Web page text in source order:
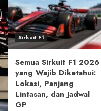
Sirkuit F1
Semua Sirkuit F1 2026
yang Wajib Diketahui:
Lokasi, Panjang
Lintasan, dan Jadwal
GP